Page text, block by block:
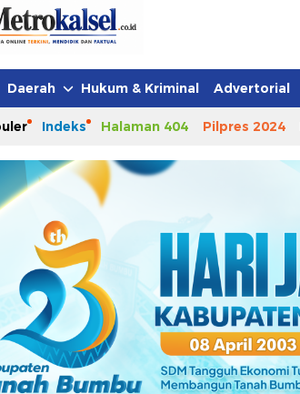
Terkini, Faktual dan Mendidik
Daerah Hukum & Kriminal Advertorial
Indeks Halaman 404 Pilpres 2024